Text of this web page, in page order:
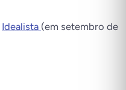
Idealista (em setembro de